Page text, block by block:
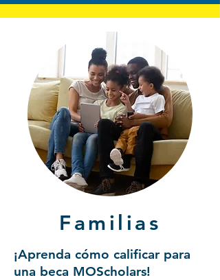
Familias
¡Aprenda cómo calificar para
una beca MOScholars!